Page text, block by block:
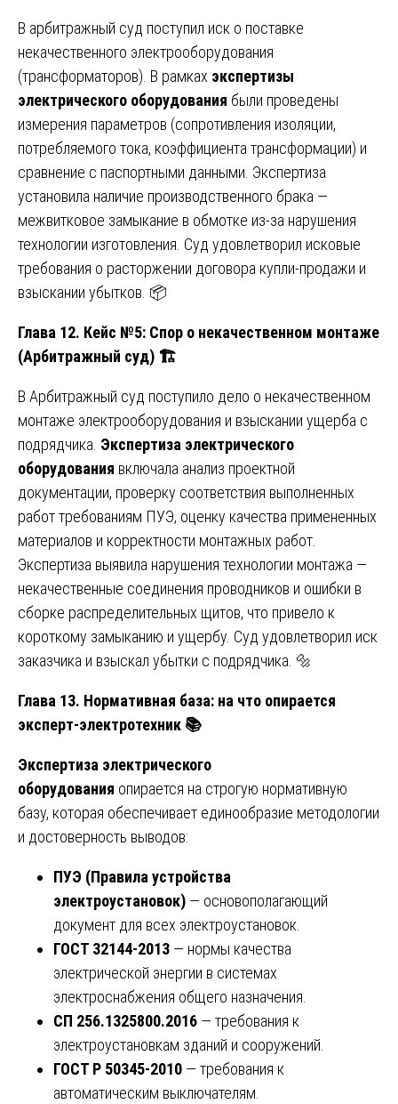
В арбитражный суд поступил иск о поставке
некачественного электрооборудования
(трансформаторов). В рамках экспертизы
электрического оборудования были проведены
измерения параметров (сопротивления изоляции,
потребляемого тока, коэффициента трансформации) и
сравнение с паспортными данными. Экспертиза
установила наличие производственного брака —
межвитковое замыкание в обмотке из-за нарушения
технологии изготовления. Суд удовлетворил исковые
требования о расторжении договора купли-продажи и
взыскании убытков. 📦
Глава 12. Кейс №5: Спор о некачественном монтаже
(Арбитражный суд) 🏗️
В Арбитражный суд поступило дело о некачественном
монтаже электрооборудования и взыскании ущерба с
подрядчика. Экспертиза электрического
оборудования включала анализ проектной
документации, проверку соответствия выполненных
работ требованиям ПУЭ, оценку качества примененных
материалов и корректности монтажных работ.
Экспертиза выявила нарушения технологии монтажа —
некачественные соединения проводников и ошибки в
сборке распределительных щитов, что привело к
короткому замыканию и ущербу. Суд удовлетворил иск
заказчика и взыскал убытки с подрядчика. 🔩
Глава 13. Нормативная база: на что опирается
эксперт-электротехник 📚
Экспертиза электрического
оборудования опирается на строгую нормативную
базу, которая обеспечивает единообразие методологии
и достоверность выводов:
ПУЭ (Правила устройства
электроустановок) — основополагающий
документ для всех электроустановок.
ГОСТ 32144-2013 — нормы качества
электрической энергии в системах
электроснабжения общего назначения.
СП 256.1325800.2016 — требования к
электроустановкам зданий и сооружений.
ГОСТ Р 50345-2010 — требования к
автоматическим выключателям.